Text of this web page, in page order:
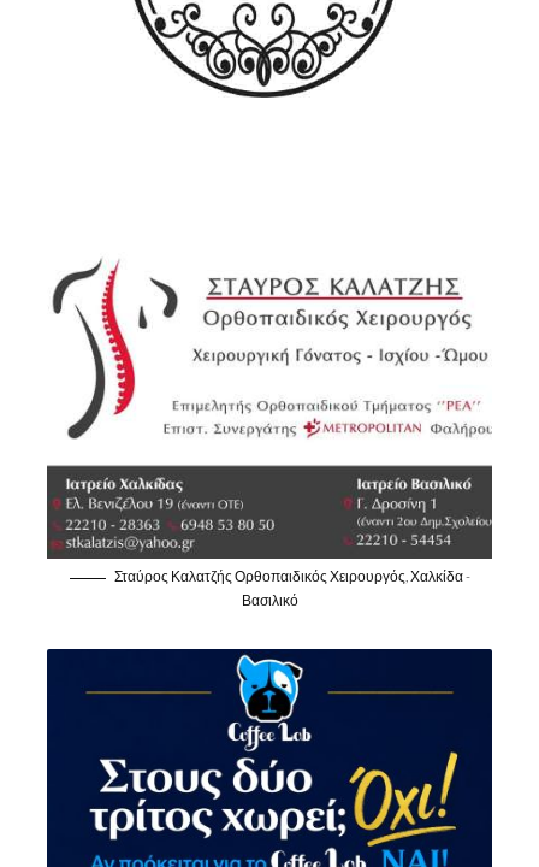
Σταύρος Καλατζής Ορθοπαιδικός Χειρουργός, Χαλκίδα -
Βασιλικό